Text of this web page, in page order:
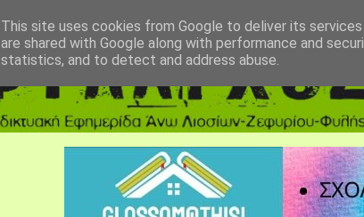
This site uses cookies from Google to deliver its
are shared with Google along with performance and
statistics, and to detect and address abuse.